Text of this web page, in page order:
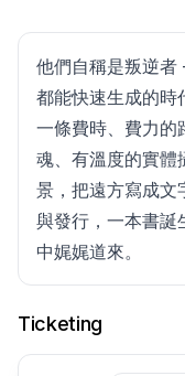
他們自稱是叛逆
都能快速生成的時
一條費時、費力的
魂、有溫度的實體
景，把遠方寫成文
與發行，一本書誕
中娓娓道來。
Ticketing